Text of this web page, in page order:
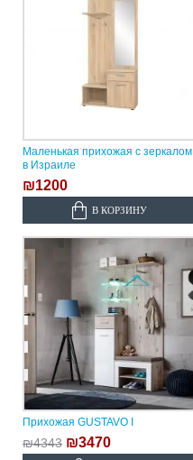
Маленькая прихожая с зеркалом
в Израиле
₪1200
В КОРЗИНУ
Прихожая GUSTAVO I
₪4343 ₪3470